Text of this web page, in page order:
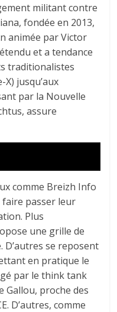
militant contre
fondée en 2013,
animée par Victor
et a tendance
traditionalistes
jusqu’aux
par la Nouvelle
assure
comme Breizh Info
passer leur
Plus
une grille de
D’autres se reposent
en pratique le
par le think tank
Gallou, proche des
D’autres, comme